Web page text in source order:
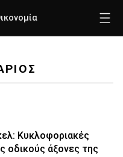
Κυκλοφοριακές
οδικούς άξονες της